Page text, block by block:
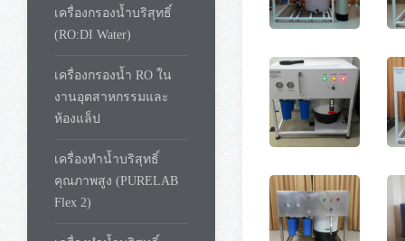
เครื่องกรองน้ำบริสุทธิ์
(RO:DI Water)
เครื่องกรองน้ำ RO ใน
งานอุตสาหกรรมและ
ห้องแล็ป
เครื่องทำน้ำบริสุทธิ์
คุณภาพสูง (PURELAB
Flex 2)